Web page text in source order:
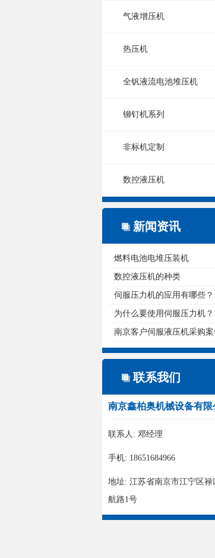
气液增压机
热压机
全钒液流电池堆压机
铆钉机系列
非标机定制
数控液压机
新闻资讯
燃料电池电堆压装机
数控液压机的种类
伺服压力机的应用有哪些？
为什么要使用伺服压力机？
南京客户伺服液压机采购案
联系我们
南京鑫柏奥机械设备有限
联系人: 邓经理
手机: 18651684966
地址: 江苏省南京市江宁区禄
航路1号